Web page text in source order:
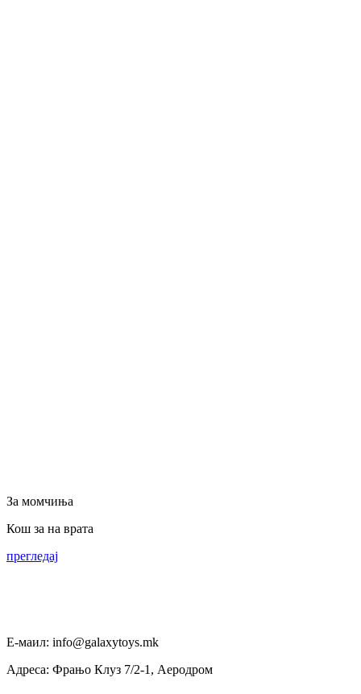
За момчиња
Кош за на врата
прегледај
Е-маил: info@galaxytoys.mk
Адреса: Фрањо Клуз 7/2-1, Аеродром